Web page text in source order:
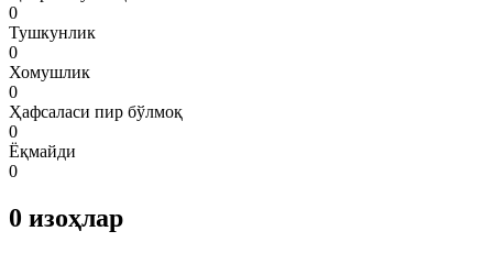
0
Тушкунлик
0
Хомушлик
0
Ҳафсаласи пир бўлмоқ
0
Ёқмайди
0
0 изоҳлар